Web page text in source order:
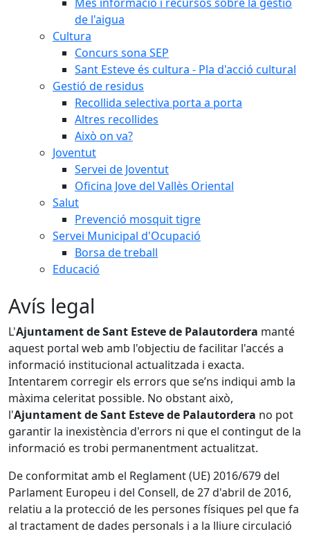
de l'aigua
Cultura
Concurs sona SEP
Sant Esteve és cultura - Pla d'acció cultural
Gestió de residus
Recollida selectiva porta a porta
Altres recollides
Això on va?
Joventut
Servei de Joventut
Oficina Jove del Vallès Oriental
Salut
Prevenció mosquit tigre
Servei Municipal d'Ocupació
Borsa de treball
Educació
Avís legal
L'Ajuntament de Sant Esteve de Palautordera manté
aquest portal web amb l'objectiu de facilitar l'accés a
informació institucional actualitzada i exacta.
Intentarem corregir els errors que se’ns indiqui amb la
màxima celeritat possible. No obstant això,
l'Ajuntament de Sant Esteve de Palautordera no pot
garantir la inexistència d'errors ni que el contingut de la
informació es trobi permanentment actualitzat.
De conformitat amb el Reglament (UE) 2016/679 del
Parlament Europeu i del Consell, de 27 d'abril de 2016,
relatiu a la protecció de les persones físiques pel que fa
al tractament de dades personals i a la lliure circulació